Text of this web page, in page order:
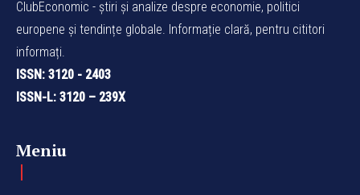
ClubEconomic - știri și analize despre economie, politici
europene și tendințe globale. Informație clară, pentru cititori
informați.
ISSN: 3120 - 2403
ISSN-L: 3120 – 239X
Meniu